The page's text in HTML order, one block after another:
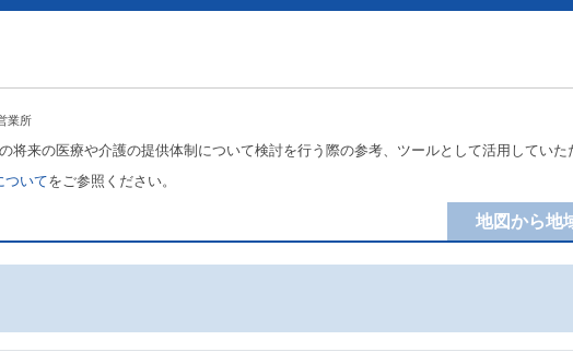
業所
将来の医療や介護の提供体制について検討を行う際の参考、ツールとして活用してい
ついてをご参照ください。
地図から地